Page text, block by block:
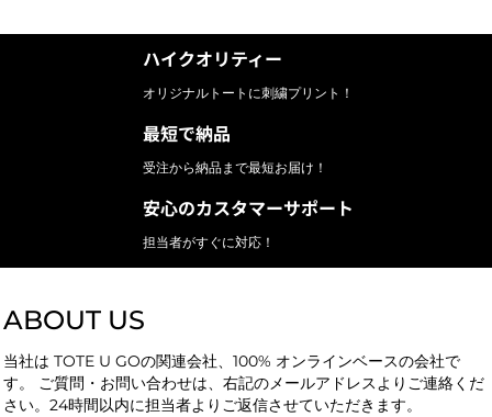
ハイクオリティー
オリジナルトートに刺繍プリント！
最短で納品
受注から納品まで最短お届け！
安心のカスタマーサポート
担当者がすぐに対応！
ABOUT US
当社は TOTE U GOの関連会社、100% オンラインベースの会社で
す。 ご質問・お問い合わせは、右記のメールアドレスよりご連絡くだ
さい。24時間以内に担当者よりご返信させていただきます。